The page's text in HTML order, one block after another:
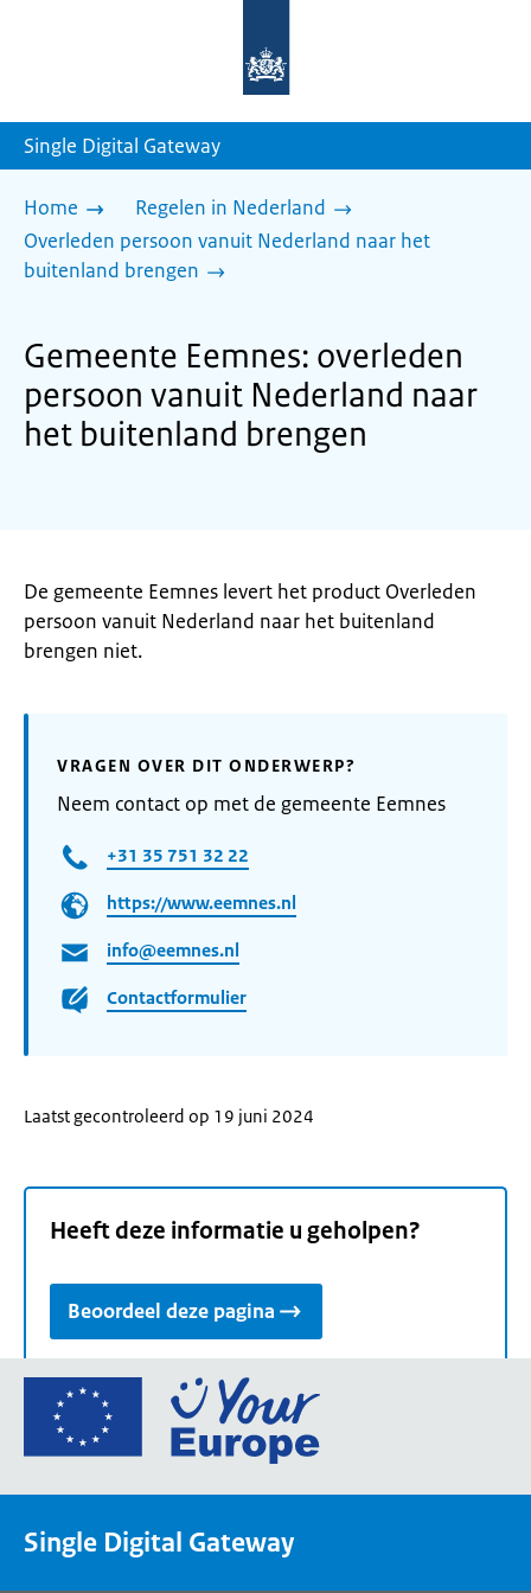
homepage
Single Digital Gateway
Home
Regelen in Nederland
Overleden persoon vanuit Nederland naar het
buitenland brengen
Gemeente Eemnes: overleden
persoon vanuit Nederland naar
het buitenland brengen
De gemeente Eemnes levert het product Overleden
persoon vanuit Nederland naar het buitenland
brengen niet.
VRAGEN OVER DIT ONDERWERP?
Neem contact op met de gemeente Eemnes
+31 35 751 32 22
https://www.eemnes.nl
info@eemnes.nl
Contactformulier
Laatst gecontroleerd op 19 juni 2024
Heeft deze informatie u geholpen?
Beoordeel deze pagina
Ga
de
Single Digital Gateway